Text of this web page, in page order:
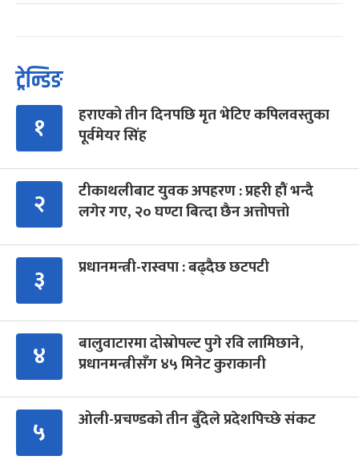
ट्रेन्डिङ
१
हराएको तीन दिनपछि मृत भेटिए कपिलवस्तुका
पूर्वमेयर सिंह
२
टीकाथलीबाट युवक अपहरण : प्रहरी हौं भन्दै
लगेर गए, २० घण्टा बित्दा छैन अत्तोपत्तो
३ प्रधानमन्त्री-रास्वपा : बढ्दैछ छटपटी
४
बालुवाटारमा दोस्रोपल्ट पुगे रवि लामिछाने,
प्रधानमन्त्रीसँग ४५ मिनेट कुराकानी
५ ओली-प्रचण्डको तीन बुँदेले प्रदेशपिच्छे संकट